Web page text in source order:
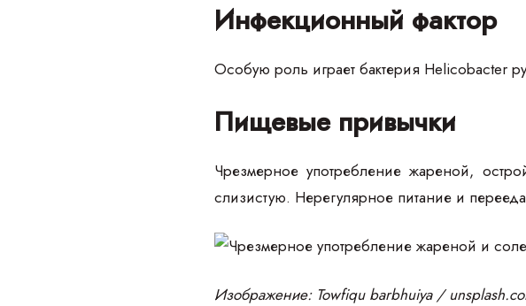
Инфекционный фактор
Особую роль играет бактерия Helicobacter
Пищевые привычки
Чрезмерное употребление жареной,
слизистую. Нерегулярное питание и
Изображение: Towfiqu barbhuiya /